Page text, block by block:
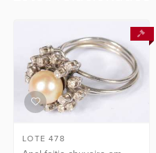
Fale
conosco
LOTE 478